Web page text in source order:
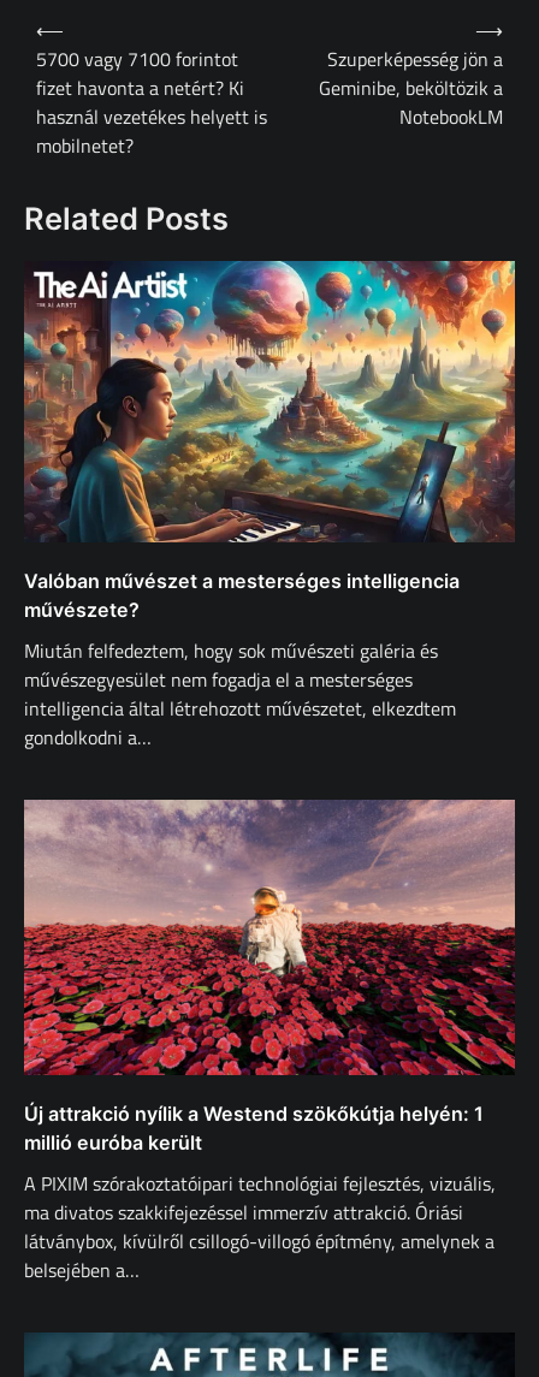
Bejegyzés
navigáció
⟵
5700 vagy 7100 forintot
fizet havonta a netért? Ki
használ vezetékes helyett is
mobilnetet?
Szuperképesség jön a
Geminibe, beköltözik a
NotebookLM
⟶
Related Posts
Valóban művészet a mesterséges intelligencia
művészete?
Miután felfedeztem, hogy sok művészeti galéria és
művészegyesület nem fogadja el a mesterséges
intelligencia által létrehozott művészetet, elkezdtem
gondolkodni a…
Új attrakció nyílik a Westend szökőkútja helyén: 1
millió euróba került
A PIXIM szórakoztatóipari technológiai fejlesztés, vizuális,
ma divatos szakkifejezéssel immerzív attrakció. Óriási
látványbox, kívülről csillogó-villogó építmény, amelynek a
belsejében a…